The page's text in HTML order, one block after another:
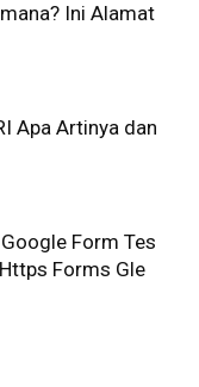
Ini Alamat
Apa Artinya dan
Form Tes
Forms Gle